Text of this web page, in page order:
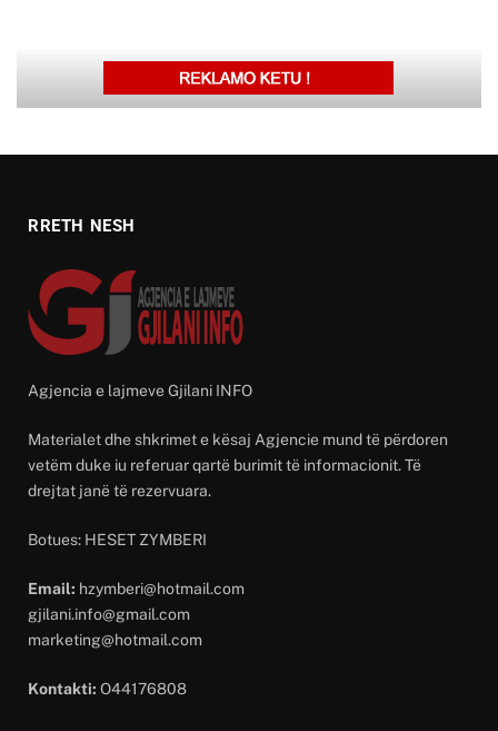
RRETH NESH
Agjencia e lajmeve Gjilani INFO
Materialet dhe shkrimet e kësaj Agjencie mund të përdoren
vetëm duke iu referuar qartë burimit të informacionit. Të
drejtat janë të rezervuara.
Botues: HESET ZYMBERI
Email: hzymberi@hotmail.com
gjilani.info@gmail.com
marketing@hotmail.com
Kontakti: O44176808